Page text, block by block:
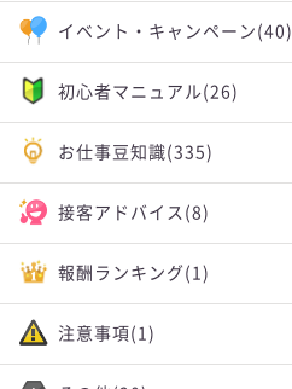
イベント・キャンペーン (40)
初心者マニュアル(26)
お仕事豆知識(335)
接客アドバイス (8)
報酬ランキング (1)
注意事項(1)